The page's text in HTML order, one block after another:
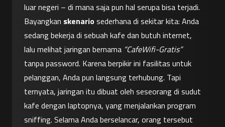
luar negeri – di mana saja pun hal serupa bisa terjadi.
Bayangkan skenario sederhana di sekitar kita: Anda
sedang bekerja di sebuah kafe dan butuh internet,
lalu melihat jaringan bernama “CafeWifi-Gratis”
tanpa password. Karena berpikir ini fasilitas untuk
pelanggan, Anda pun langsung terhubung. Tapi
ternyata, jaringan itu dibuat oleh seseorang di sudut
kafe dengan laptopnya, yang menjalankan program